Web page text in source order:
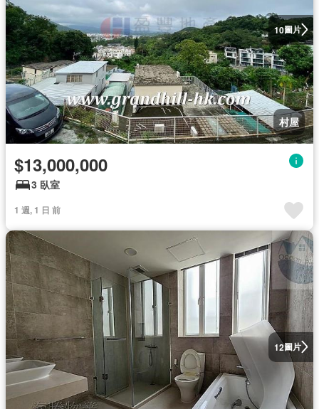
10圖片
村屋
$13,000,000
3 臥室
1 週, 1 日 前
12圖片